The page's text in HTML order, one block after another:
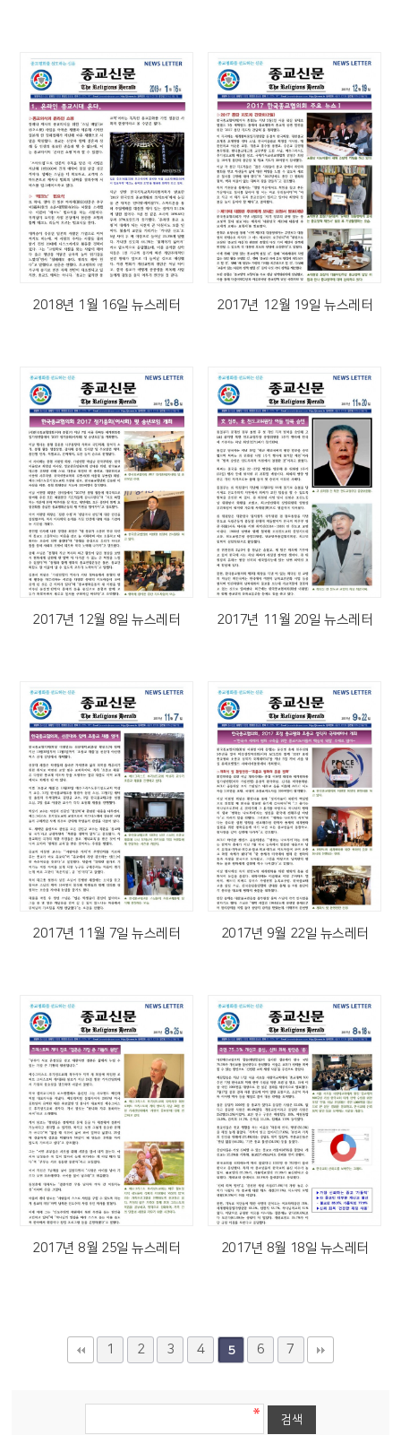
2018년 1월 16일 뉴스레터 2017년 12월 19일 뉴스레터
2017년 12월 8일 뉴스레터 2017년 11월 20일 뉴스레터
2017년 11월 7일 뉴스레터 2017년 9월 22일 뉴스레터
2017년 8월 25일 뉴스레터 2017년 8월 18일 뉴스레터
1 2 3 4 5 6 7